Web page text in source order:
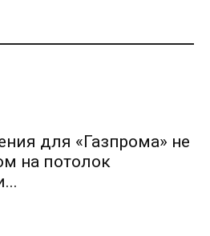
для «Газпрома» не
на потолок